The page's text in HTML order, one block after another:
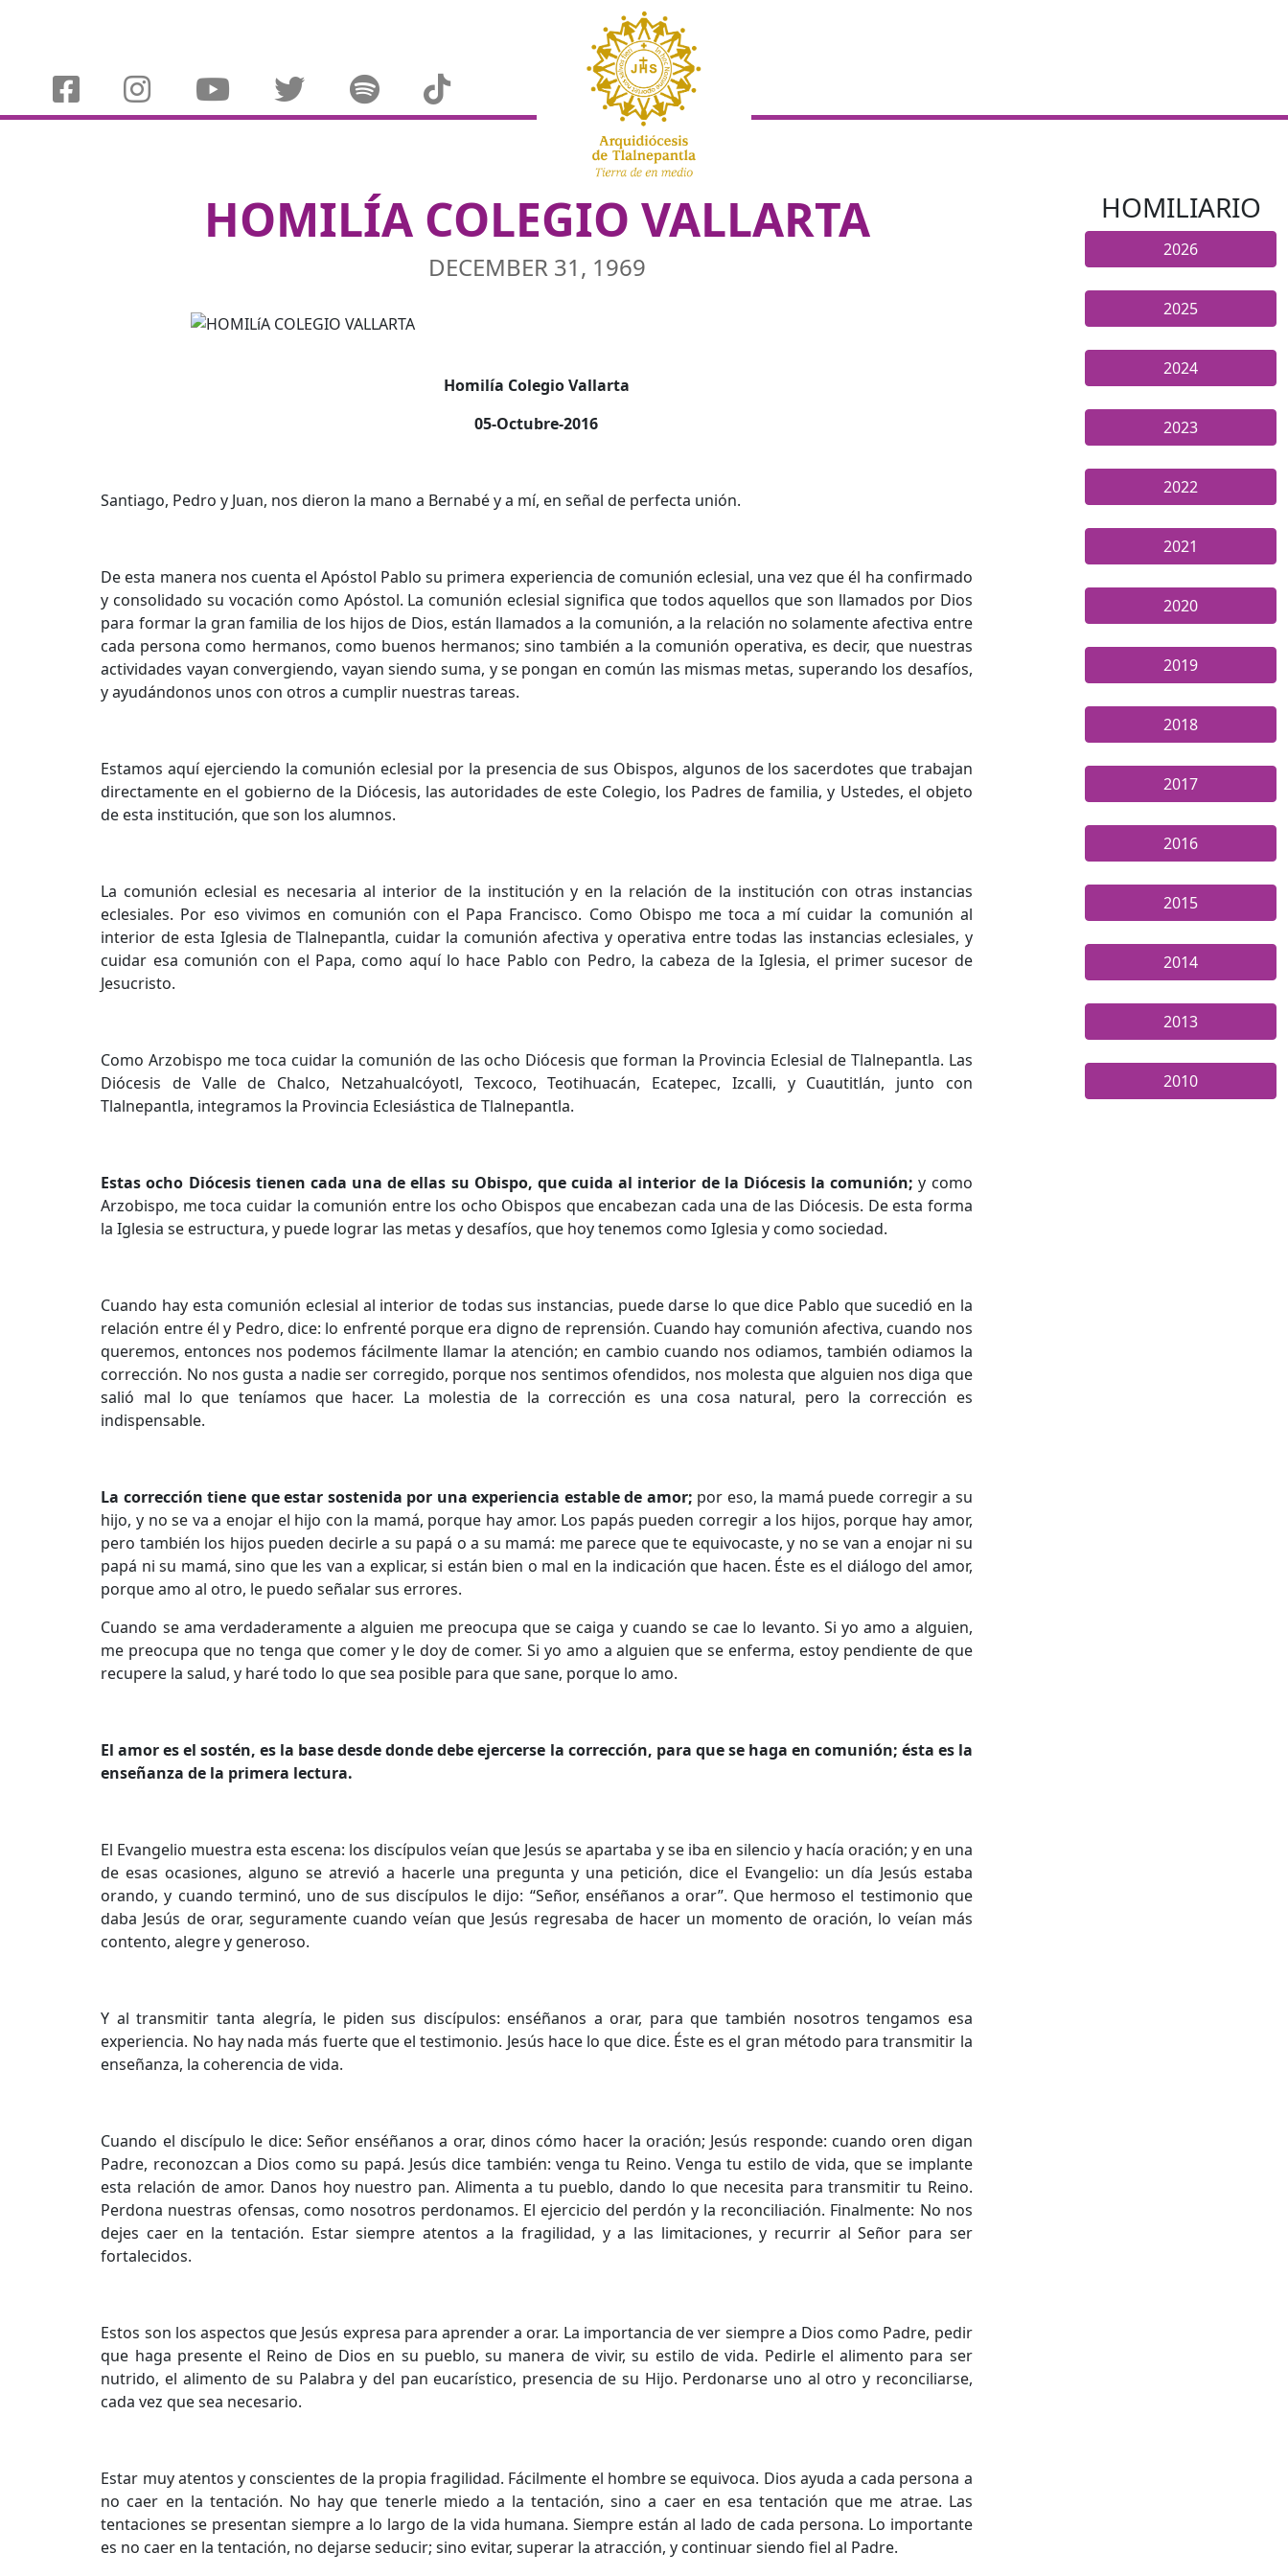
HOMILÍA COLEGIO VALLARTA
DECEMBER 31, 1969
Homilía Colegio Vallarta
05-Octubre-2016
Santiago, Pedro y Juan, nos dieron la mano a Bernabé y a mí, en señal de perfecta unión.
De esta manera nos cuenta el Apóstol Pablo su primera experiencia de comunión eclesial, una vez que él ha confirmado
y consolidado su vocación como Apóstol. La comunión eclesial significa que todos aquellos que son llamados por Dios
para formar la gran familia de los hijos de Dios, están llamados a la comunión, a la relación no solamente afectiva entre
cada persona como hermanos, como buenos hermanos; sino también a la comunión operativa, es decir, que nuestras
actividades vayan convergiendo, vayan siendo suma, y se pongan en común las mismas metas, superando los desafíos,
y ayudándonos unos con otros a cumplir nuestras tareas.
Estamos aquí ejerciendo la comunión eclesial por la presencia de sus Obispos, algunos de los sacerdotes que trabajan
directamente en el gobierno de la Diócesis, las autoridades de este Colegio, los Padres de familia, y Ustedes, el objeto
de esta institución, que son los alumnos.
La comunión eclesial es necesaria al interior de la institución y en la relación de la institución con otras instancias
eclesiales. Por eso vivimos en comunión con el Papa Francisco. Como Obispo me toca a mí cuidar la comunión al
interior de esta Iglesia de Tlalnepantla, cuidar la comunión afectiva y operativa entre todas las instancias eclesiales, y
cuidar esa comunión con el Papa, como aquí lo hace Pablo con Pedro, la cabeza de la Iglesia, el primer sucesor de
Jesucristo.
Como Arzobispo me toca cuidar la comunión de las ocho Diócesis que forman la Provincia Eclesial de Tlalnepantla. Las
Diócesis de Valle de Chalco, Netzahualcóyotl, Texcoco, Teotihuacán, Ecatepec, Izcalli, y Cuautitlán, junto con
Tlalnepantla, integramos la Provincia Eclesiástica de Tlalnepantla.
Estas ocho Diócesis tienen cada una de ellas su Obispo, que cuida al interior de la Diócesis la comunión; y como
Arzobispo, me toca cuidar la comunión entre los ocho Obispos que encabezan cada una de las Diócesis. De esta forma
la Iglesia se estructura, y puede lograr las metas y desafíos, que hoy tenemos como Iglesia y como sociedad.
Cuando hay esta comunión eclesial al interior de todas sus instancias, puede darse lo que dice Pablo que sucedió en la
relación entre él y Pedro, dice: lo enfrenté porque era digno de reprensión. Cuando hay comunión afectiva, cuando nos
queremos, entonces nos podemos fácilmente llamar la atención; en cambio cuando nos odiamos, también odiamos la
corrección. No nos gusta a nadie ser corregido, porque nos sentimos ofendidos, nos molesta que alguien nos diga que
salió mal lo que teníamos que hacer. La molestia de la corrección es una cosa natural, pero la corrección es
indispensable.
La corrección tiene que estar sostenida por una experiencia estable de amor; por eso, la mamá puede corregir a su
hijo, y no se va a enojar el hijo con la mamá, porque hay amor. Los papás pueden corregir a los hijos, porque hay amor,
pero también los hijos pueden decirle a su papá o a su mamá: me parece que te equivocaste, y no se van a enojar ni su
papá ni su mamá, sino que les van a explicar, si están bien o mal en la indicación que hacen. Éste es el diálogo del amor,
porque amo al otro, le puedo señalar sus errores.
Cuando se ama verdaderamente a alguien me preocupa que se caiga y cuando se cae lo levanto. Si yo amo a alguien,
me preocupa que no tenga que comer y le doy de comer. Si yo amo a alguien que se enferma, estoy pendiente de que
recupere la salud, y haré todo lo que sea posible para que sane, porque lo amo.
El amor es el sostén, es la base desde donde debe ejercerse la corrección, para que se haga en comunión; ésta es la
enseñanza de la primera lectura.
El Evangelio muestra esta escena: los discípulos veían que Jesús se apartaba y se iba en silencio y hacía oración; y en una
de esas ocasiones, alguno se atrevió a hacerle una pregunta y una petición, dice el Evangelio: un día Jesús estaba
orando, y cuando terminó, uno de sus discípulos le dijo: “Señor, enséñanos a orar”. Que hermoso el testimonio que
daba Jesús de orar, seguramente cuando veían que Jesús regresaba de hacer un momento de oración, lo veían más
contento, alegre y generoso.
Y al transmitir tanta alegría, le piden sus discípulos: enséñanos a orar, para que también nosotros tengamos esa
experiencia. No hay nada más fuerte que el testimonio. Jesús hace lo que dice. Éste es el gran método para transmitir la
enseñanza, la coherencia de vida.
Cuando el discípulo le dice: Señor enséñanos a orar, dinos cómo hacer la oración; Jesús responde: cuando oren digan
Padre, reconozcan a Dios como su papá. Jesús dice también: venga tu Reino. Venga tu estilo de vida, que se implante
esta relación de amor. Danos hoy nuestro pan. Alimenta a tu pueblo, dando lo que necesita para transmitir tu Reino.
Perdona nuestras ofensas, como nosotros perdonamos. El ejercicio del perdón y la reconciliación. Finalmente: No nos
dejes caer en la tentación. Estar siempre atentos a la fragilidad, y a las limitaciones, y recurrir al Señor para ser
fortalecidos.
Estos son los aspectos que Jesús expresa para aprender a orar. La importancia de ver siempre a Dios como Padre, pedir
que haga presente el Reino de Dios en su pueblo, su manera de vivir, su estilo de vida. Pedirle el alimento para ser
nutrido, el alimento de su Palabra y del pan eucarístico, presencia de su Hijo. Perdonarse uno al otro y reconciliarse,
cada vez que sea necesario.
Estar muy atentos y conscientes de la propia fragilidad. Fácilmente el hombre se equivoca. Dios ayuda a cada persona a
no caer en la tentación. No hay que tenerle miedo a la tentación, sino a caer en esa tentación que me atrae. Las
tentaciones se presentan siempre a lo largo de la vida humana. Siempre están al lado de cada persona. Lo importante
es no caer en la tentación, no dejarse seducir; sino evitar, superar la atracción, y continuar siendo fiel al Padre.
HOMILIARIO
2026
2025
2024
2023
2022
2021
2020
2019
2018
2017
2016
2015
2014
2013
2010